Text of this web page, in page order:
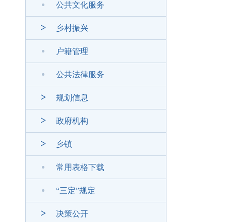
公共文化服务
乡村振兴
户籍管理
公共法律服务
规划信息
政府机构
乡镇
常用表格下载
“三定”规定
决策公开